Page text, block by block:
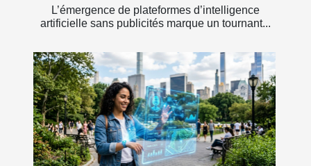
L’émergence de plateformes d’intelligence
artificielle sans publicités marque un tournant...